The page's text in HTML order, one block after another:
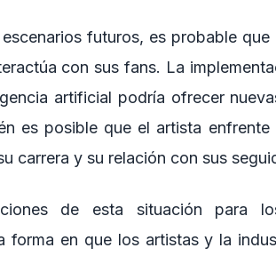
futuros, es probable
con sus fans. La
artificial podría ofrecer
es posible que el artista
carrera y su relación con sus
de esta situación para
forma en que los artistas y la